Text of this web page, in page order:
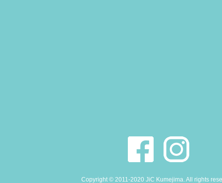
Copyright © 2011-2020 JiC Kumejima. All rights